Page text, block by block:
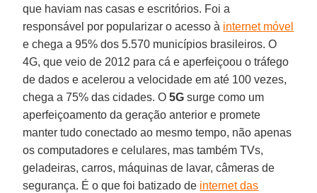
que haviam nas casas e escritórios. Foi a
responsável por popularizar o acesso à internet móvel
e chega a 95% dos 5.570 municípios brasileiros. O
4G, que veio de 2012 para cá e aperfeiçoou o tráfego
de dados e acelerou a velocidade em até 100 vezes,
chega a 75% das cidades. O5G surge como um
aperfeiçoamento da geração anterior e promete
manter tudo conectado ao mesmo tempo, não apenas
os computadores e celulares, mas também TVs,
geladeiras, carros, máquinas de lavar, câmeras de
segurança. É o que foi batizado de internet das